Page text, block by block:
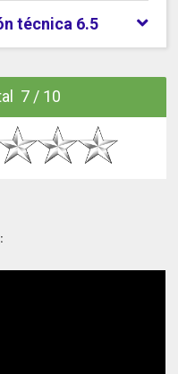
técnica 6.5
7 / 10
: